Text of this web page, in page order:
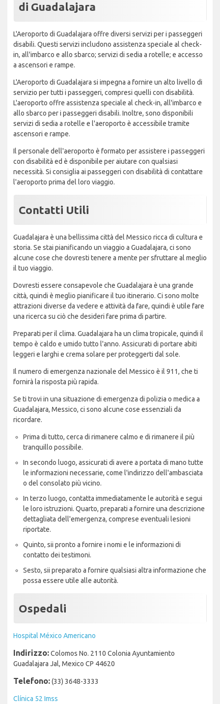
di Guadalajara
L'Aeroporto di Guadalajara offre diversi servizi per i passeggeri
disabili. Questi servizi includono assistenza speciale al check-
in, all'imbarco e allo sbarco; servizi di sedia a rotelle; e accesso
a ascensori e rampe.
L'Aeroporto di Guadalajara si impegna a fornire un alto livello di
servizio per tutti i passeggeri, compresi quelli con disabilità.
L'aeroporto offre assistenza speciale al check-in, all'imbarco e
allo sbarco per i passeggeri disabili. Inoltre, sono disponibili
servizi di sedia a rotelle e l'aeroporto è accessibile tramite
ascensori e rampe.
Il personale dell'aeroporto è formato per assistere i passeggeri
con disabilità ed è disponibile per aiutare con qualsiasi
necessità. Si consiglia ai passeggeri con disabilità di contattare
l'aeroporto prima del loro viaggio.
Contatti Utili
Guadalajara è una bellissima città del Messico ricca di cultura e
storia. Se stai pianificando un viaggio a Guadalajara, ci sono
alcune cose che dovresti tenere a mente per sfruttare al meglio
il tuo viaggio.
Dovresti essere consapevole che Guadalajara è una grande
città, quindi è meglio pianificare il tuo itinerario. Ci sono molte
attrazioni diverse da vedere e attività da fare, quindi è utile fare
una ricerca su ciò che desideri fare prima di partire.
Preparati per il clima. Guadalajara ha un clima tropicale, quindi il
tempo è caldo e umido tutto l'anno. Assicurati di portare abiti
leggeri e larghi e crema solare per proteggerti dal sole.
Il numero di emergenza nazionale del Messico è il 911, che ti
fornirà la risposta più rapida.
Se ti trovi in una situazione di emergenza di polizia o medica a
Guadalajara, Messico, ci sono alcune cose essenziali da
ricordare.
Prima di tutto, cerca di rimanere calmo e di rimanere il più
tranquillo possibile.
In secondo luogo, assicurati di avere a portata di mano tutte
le informazioni necessarie, come l'indirizzo dell'ambasciata
o del consolato più vicino.
In terzo luogo, contatta immediatamente le autorità e segui
le loro istruzioni. Quarto, preparati a fornire una descrizione
dettagliata dell'emergenza, comprese eventuali lesioni
riportate.
Quinto, sii pronto a fornire i nomi e le informazioni di
contatto dei testimoni.
Sesto, sii preparato a fornire qualsiasi altra informazione che
possa essere utile alle autorità.
Ospedali
Hospital México Americano
Indirizzo:Colomos No. 2110 Colonia Ayuntamiento
Guadalajara Jal, Mexico CP 44620
Telefono:(33) 3648-3333
Clínica 52 Imss